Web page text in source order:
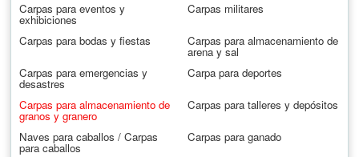
Carpas para eventos y
exhibiciones
Carpas militares
Carpas para bodas y fiestas Carpas para almacenamiento de
arena y sal
Carpas para emergencias y
desastres
Carpa para deportes
Carpas para almacenamiento de
granos y granero
Carpas para talleres y depósitos
Naves para caballos / Carpas
para caballos
Carpas para ganado